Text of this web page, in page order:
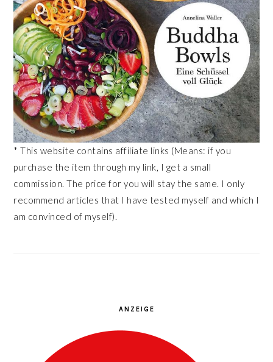
* This website contains affiliate links (Means: if you
purchase the item through my link, I get a small
commission. The price for you will stay the same. I only
recommend articles that I have tested myself and which I
am convinced of myself).
ANZEIGE